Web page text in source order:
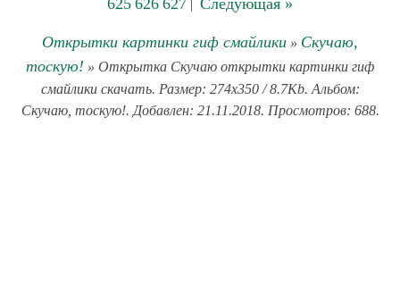
625 626 627 | Следующая »
Открытки картинки гиф смайлики » Скучаю,
тоскую! » Открытка Скучаю открытки картинки гиф
смайлики скачать. Размер: 274x350 / 8.7Kb. Альбом:
Скучаю, тоскую!. Добавлен: 21.11.2018. Просмотров: 688.